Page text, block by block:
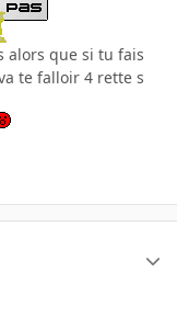
alors que si tu fais
te falloir 4 rette s